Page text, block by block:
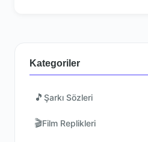
Kategoriler
🎵 Şarkı Sözleri
🎬Film Replikleri